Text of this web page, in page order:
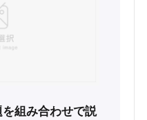
組み合わせで説